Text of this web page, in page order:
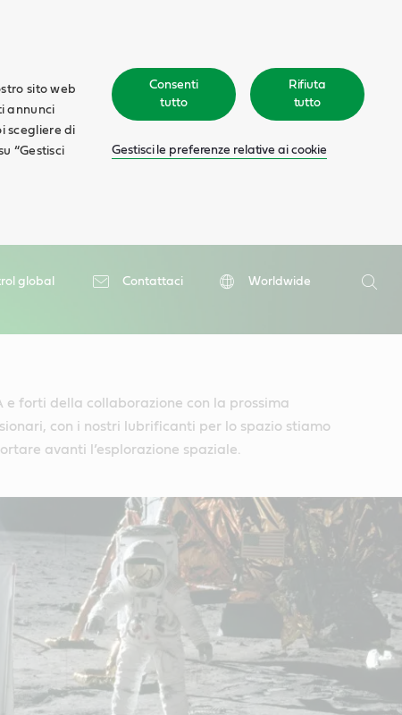
sito web
annunci
scegliere di
“Gestisci
Consenti
tutto
Rifiuta
tutto
Gestisci le preferenze relative ai cookie
global Contattaci
Worldwide
Ricerca
e forti della collaborazione con la prossima
con i nostri lubrificanti per lo spazio stiamo
avanti l’esplorazione spaziale.